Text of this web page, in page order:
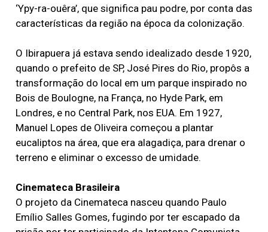
‘Ypy-ra-ouêra’, que significa pau podre, por conta das
características da região na época da colonização.
O Ibirapuera já estava sendo idealizado desde 1920,
quando o prefeito de SP, José Pires do Rio, propôs a
transformação do local em um parque inspirado no
Bois de Boulogne, na França, no Hyde Park, em
Londres, e no Central Park, nos EUA. Em 1927,
Manuel Lopes de Oliveira começou a plantar
eucaliptos na área, que era alagadiça, para drenar o
terreno e eliminar o excesso de umidade.
Cinemateca Brasileira
O projeto da Cinemateca nasceu quando Paulo
Emílio Salles Gomes, fugindo por ter escapado da